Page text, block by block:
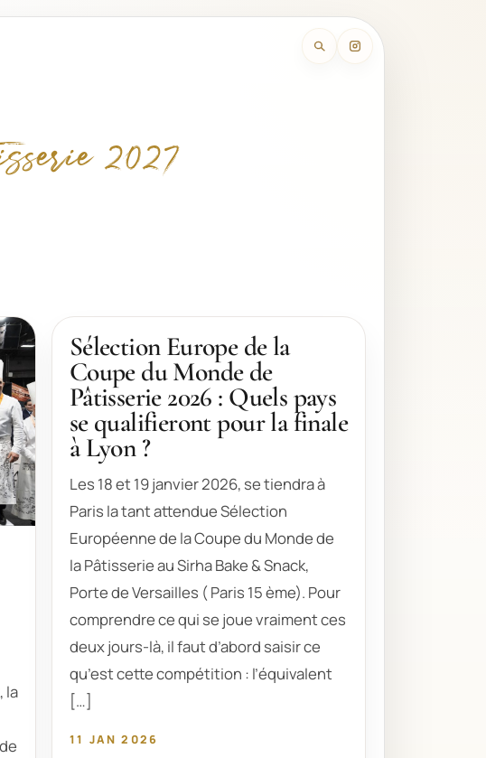
2027
la
Sélection Europe de la
Coupe du Monde de
Pâtisserie 2026 : Quels pays
se qualifieront pour la finale
à Lyon ?
Les 18 et 19 janvier 2026, se tiendra à
Paris la tant attendue Sélection
Européenne de la Coupe du Monde de
la Pâtisserie au Sirha Bake & Snack,
Porte de Versailles ( Paris 15 ème). Pour
comprendre ce qui se joue vraiment ces
deux jours-là, il faut d’abord saisir ce
qu’est cette compétition : l’équivalent
[…]
11 JAN 2026